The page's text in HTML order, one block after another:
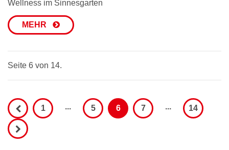
Wellness im Sinnesgarten
MEHR
Seite 6 von 14.
1 ... 5 6 7 ... 14